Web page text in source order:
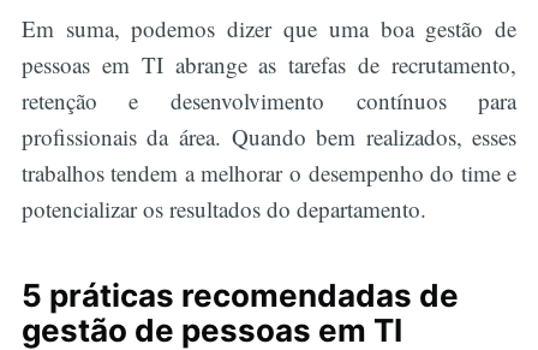
Em suma, podemos dizer que uma boa gestão de
pessoas em TI abrange as tarefas de recrutamento,
retenção e desenvolvimento contínuos para
profissionais da área. Quando bem realizados, esses
trabalhos tendem a melhorar o desempenho do time e
potencializar os resultados do departamento.
5 práticas recomendadas de
gestão de pessoas em TI